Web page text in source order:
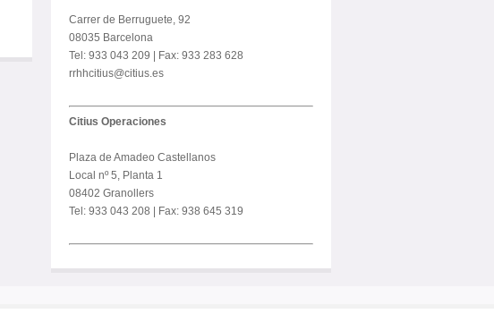
Carrer de Berruguete, 92
08035 Barcelona
Tel: 933 043 209 | Fax: 933 283 628
rrhhcitius@citius.es
Citius Operaciones
Plaza de Amadeo Castellanos
Local nº 5, Planta 1
08402 Granollers
Tel: 933 043 208 | Fax: 938 645 319